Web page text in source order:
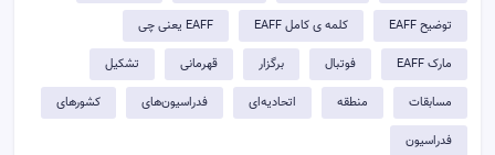
توضيح EAFF کلمه ی کامل EAFF EAFF یعنی چی
مارک EAFF فوتبال برگزار قهرمانی تشکیل
مسابقات منطقه اتحادیه‌ای فدراسیون‌های کشورهای
فدراسیون